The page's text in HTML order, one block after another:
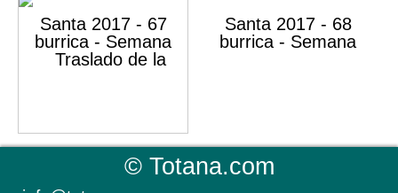
©Totana.com